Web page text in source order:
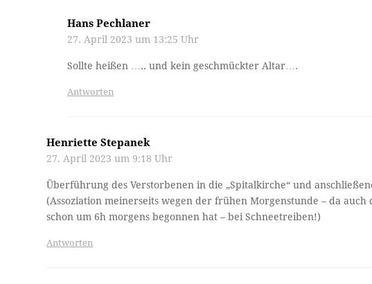
Hans Pechlaner
27. April 2023 um 13:25 Uhr
Sollte heißen ….. und kein geschmückter Altar….
Antworten
Henriette Stepanek
27. April 2023 um 9:18 Uhr
Überführung des Verstorbenen in die „Spitalkirche“ und
(Assoziation meinerseits wegen der frühen Morgenstunde – da
schon um 6h morgens begonnen hat – bei Schneetreiben!)
Antworten